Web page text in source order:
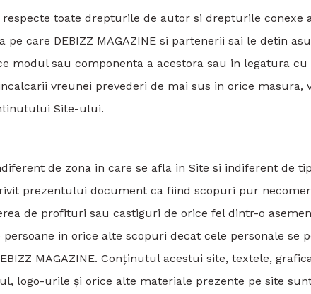
respecte toate drepturile de autor si drepturile conexe
pe care DEBIZZ MAGAZINE si partenerii sai le detin
modul sau componenta a acestora sau in legatura
vreunei prevederi de mai sus in orice
Site-ului.
de zona in care se afla in Site si indiferent de
prezentului document ca fiind scopuri pur
de profituri sau castiguri de orice fel dintr-o
in orice alte scopuri decat cele personale se
MAGAZINE. Conținutul acestui site, textele,
logo-urile și orice alte materiale prezente pe site